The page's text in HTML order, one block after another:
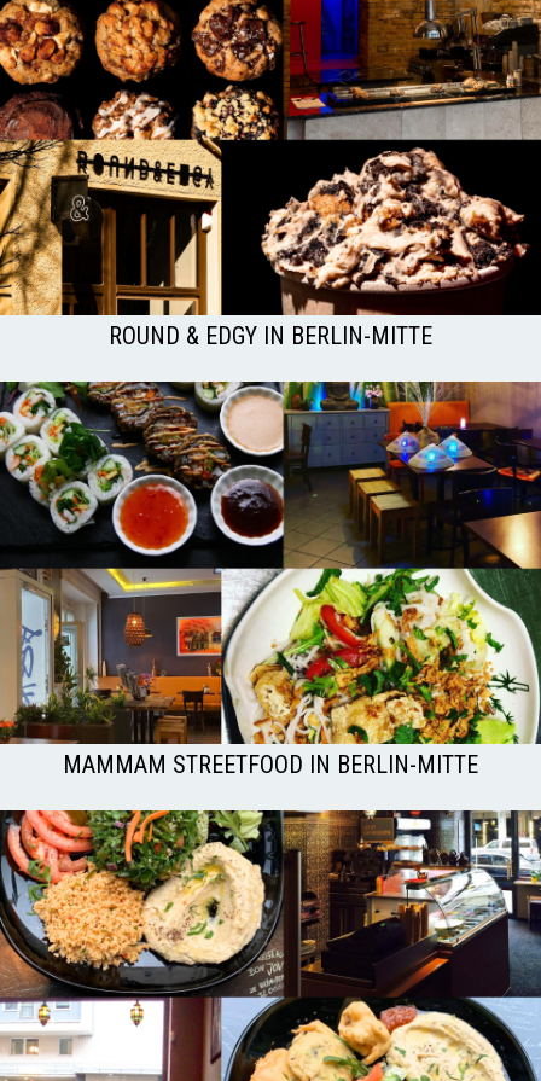
ROUND & EDGY IN BERLIN-MITTE
MAMMAM STREETFOOD IN BERLIN-MITTE